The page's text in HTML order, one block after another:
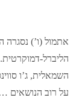
אתמול (ו’)
הליברל-דמוקרטית.
השמאלית, ג’ו
על רוב הנושאים